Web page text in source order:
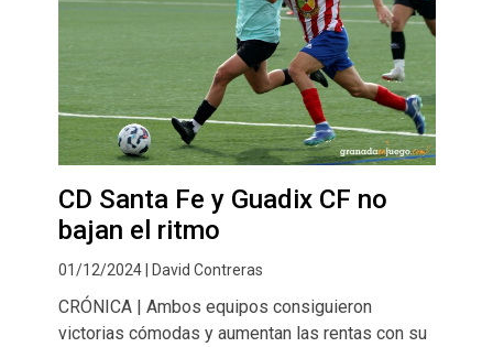
CD Santa Fe y Guadix CF no
bajan el ritmo
01/12/2024 | David Contreras
CRÓNICA | Ambos equipos consiguieron
victorias cómodas y aumentan las rentas con su